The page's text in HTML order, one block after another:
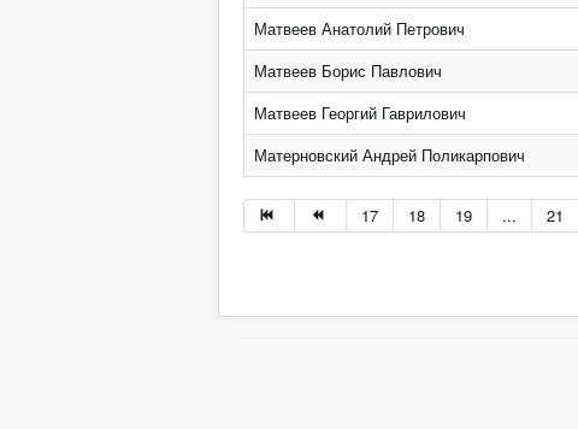
Матвеев Анатолий Петрович
Матвеев Борис Павлович
Матвеев Георгий Гаврилович
Матерновский Андрей Поликарпович
17 18 19 ... 21